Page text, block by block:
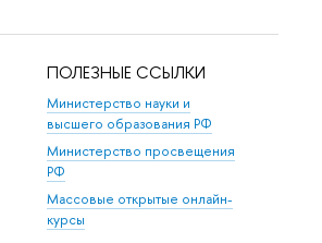
ПОЛЕЗНЫЕ ССЫЛКИ
Министерство науки и
высшего образования РФ
Министерство просвещения
РФ
Массовые открытые онлайн-
курсы